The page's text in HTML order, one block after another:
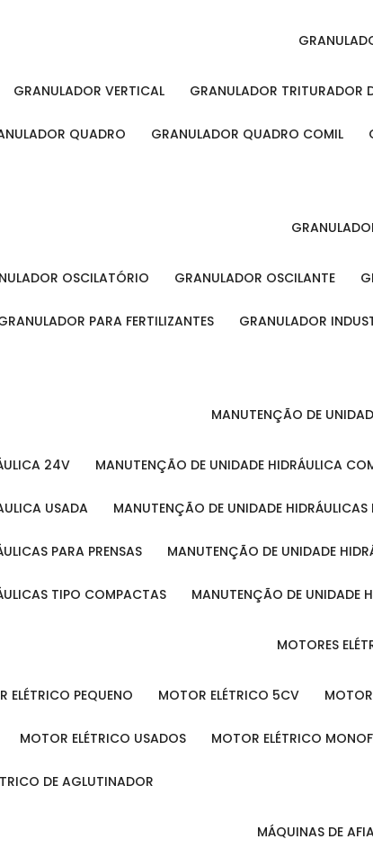
GRANULADOR VERTICAL GRANULADOR TRITURADOR
QUADRO GRANULADOR QUADRO COMIL
OSCILATÓRIO GRANULADOR OSCILANTE
GRANULADOR PARA FERTILIZANTES GRANULADOR
MANUTENÇÃO DE
24V MANUTENÇÃO DE UNIDADE HIDRÁULICA
USADA MANUTENÇÃO DE UNIDADE
PARA PRENSAS MANUTENÇÃO DE UNIDADE
TIPO COMPACTAS MANUTENÇÃO DE UNIDADE
MOTORES
ELÉTRICO PEQUENO MOTOR ELÉTRICO 5CV
MOTOR ELÉTRICO USADOS MOTOR ELÉTRICO
DE AGLUTINADOR
MÁQUINAS DE